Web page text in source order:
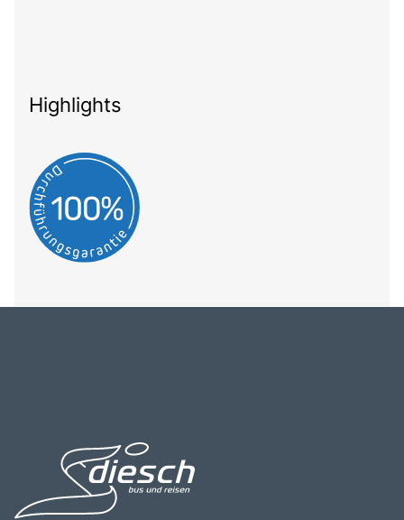
Highlights